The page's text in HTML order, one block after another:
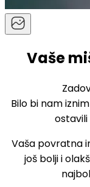
Vaše
Bilo bi nam
ostavili
Vaša povratna
još bolji i